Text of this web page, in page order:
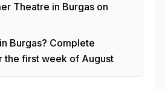
Theatre in Burgas on
Burgas? Complete
the first week of August